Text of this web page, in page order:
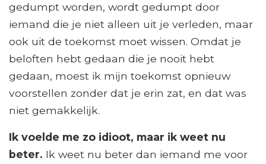
gedumpt worden, wordt gedumpt door
iemand die je niet alleen uit je verleden, maar
ook uit de toekomst moet wissen. Omdat je
beloften hebt gedaan die je nooit hebt
gedaan, moest ik mijn toekomst opnieuw
voorstellen zonder dat je erin zat, en dat was
niet gemakkelijk.
Ik voelde me zo idioot, maar ik weet nu
beter. Ik weet nu beter dan iemand me voor